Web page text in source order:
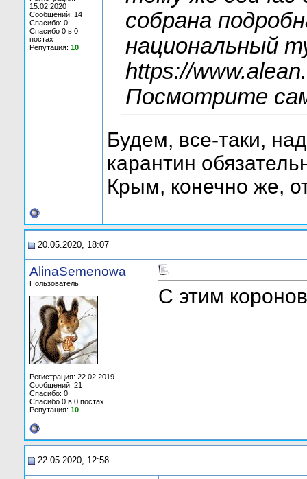
15.02.2020
Сообщений: 14
Спасибо: 0
Спасибо 0 в 0
постах
Репутация: 10
собрана
национальный
https://
Посмотрите
Будем, все-таки,
карантин
Крым, конечно же,
20.05.2020, 18:07
AlinaSemenowa
Пользователь
Регистрация: 22.02.2019
Сообщений: 21
Спасибо: 0
Спасибо 0 в 0 постах
Репутация: 10
С этим
22.05.2020, 12:58